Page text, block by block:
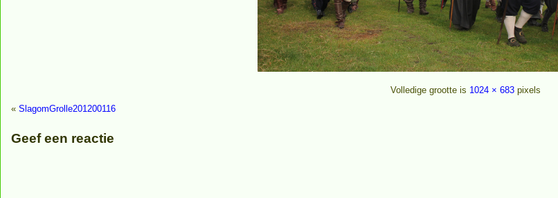
Volledige grootte is 1024 × 683pixels
« SlagomGrolle201200116
Geef een reactie